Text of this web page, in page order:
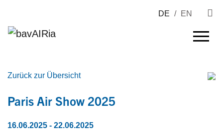
DE / EN
Zurück zur Übersicht
Paris Air Show 2025
16.06.2025 - 22.06.2025